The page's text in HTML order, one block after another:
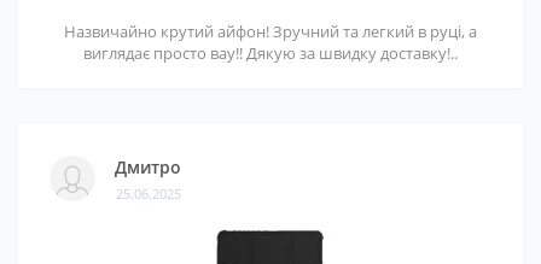
Назвичайно крутий айфон! Зручний та легкий в руці, а
виглядає просто вау!! Дякую за швидку доставку!..
Дмитро
25.06.2025